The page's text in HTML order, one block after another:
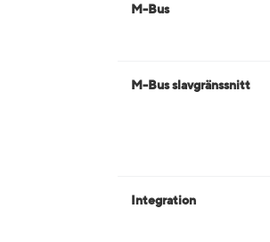
M-Bus
M-Bus slavgränssnitt
Integration